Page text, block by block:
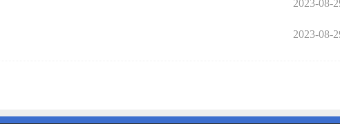
2023-08-
2023-08-